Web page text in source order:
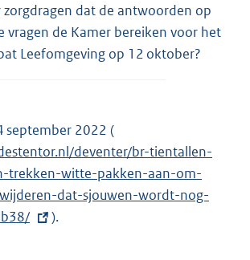
zorgdragen dat de antwoorden op
vragen de Kamer bereiken voor het
Leefomgeving op 12 oktober?
september 2022 (
x
t
e
deventer/br-tientallen-
trekken-witte-pakken-aan-om-
dat-sjouwen-wordt-nog-
).